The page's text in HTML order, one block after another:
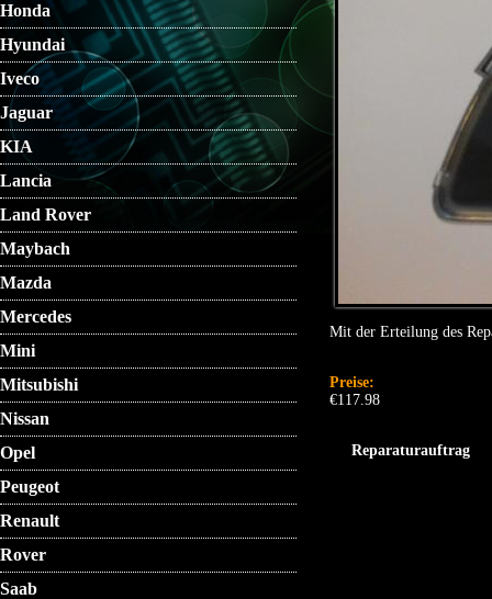
Honda
Hyundai
Iveco
Jaguar
KIA
Lancia
Land Rover
Maybach
Mazda
Mercedes
Mini
Mitsubishi
Nissan
Opel
Peugeot
Renault
Rover
Saab
Mit der Erteilung des
Preise:
€117.98
Reparaturauftrag